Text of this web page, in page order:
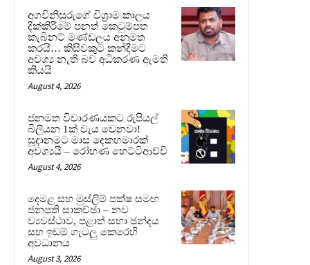
අගවිනිසුරුගේ විශ්‍රාම කාලය
දික්කිරීමේ පනත් කෙටුම්පත
කැබිනට් මණ්ඩලය අනුමත
කරයි… කිසිවකුට කන්දීමට
අවශ්‍ය නැති බව අධිකරණ ඇමති
කියයි
August 4, 2026
ජනමත විචාරණයකට රුපියල්
බිලියන 1ක් වැය වෙනවා!
සූදානමට මාස දෙකහමාරක්
අවශ්‍යයි – රෝහණ හෙට්ටිආච්චි
August 4, 2026
දෙමළ සහ මුස්ලිම් පක්ෂ සමඟ
ජනපති සාකච්ඡා – නව
ව්‍යවස්ථාව, පළාත් සභා ඡන්දය
සහ ඉඩම් ගැටලු කෙරෙහි
අවධානය
August 3, 2026